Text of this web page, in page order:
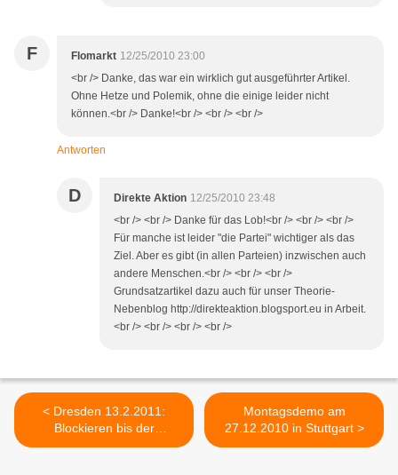
F Flomarkt 12/25/2010 23:00
<br /> Danke, das war ein wirklich gut ausgeführter Artikel.
Ohne Hetze und Polemik, ohne die einige leider nicht
können.<br /> Danke!<br /> <br /> <br />
Antworten
D Direkte Aktion 12/25/2010 23:48
<br /> <br /> Danke für das Lob!<br /> <br /> <br />
Für manche ist leider "die Partei" wichtiger als das
Ziel. Aber es gibt (in allen Parteien) inzwischen auch
andere Menschen.<br /> <br /> <br />
Grundsatzartikel dazu auch für unser Theorie-
Nebenblog http://direkteaktion.blogsport.eu in Arbeit.
<br /> <br /> <br /> <br />
< Dresden 13.2.2011:
Blockieren bis der
Naziaufmarsch Geschichte
Montagsdemo am
27.12.2010 in Stuttgart >